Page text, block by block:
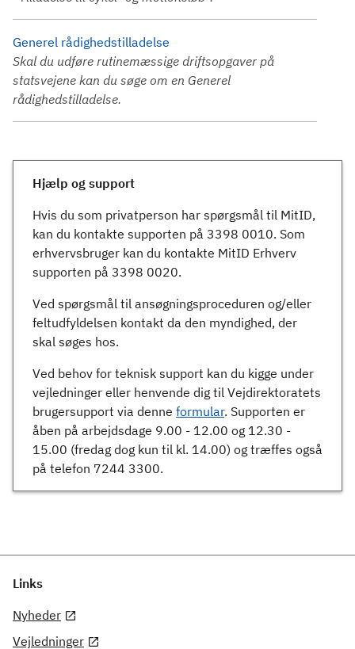
Generel rådighedstilladelse
Skal du udføre rutinemæssige driftsopgaver på
statsvejene kan du søge om en Generel
rådighedstilladelse.
Hjælp og support
Hvis du som privatperson har spørgsmål til MitID,
kan du kontakte supporten på 3398 0010. Som
erhvervsbruger kan du kontakte MitID Erhverv
supporten på 3398 0020.
Ved spørgsmål til ansøgningsproceduren og/eller
feltudfyldelsen kontakt da den myndighed, der
skal søges hos.
Ved behov for teknisk support kan du kigge under
vejledninger eller henvende dig til Vejdirektoratets
brugersupport via denne formular. Supporten er
åben på arbejdsdage 9.00 - 12.00 og 12.30 -
15.00 (fredag dog kun til kl. 14.00) og træffes også
på telefon 7244 3300.
Links
Nyheder
Vejledninger